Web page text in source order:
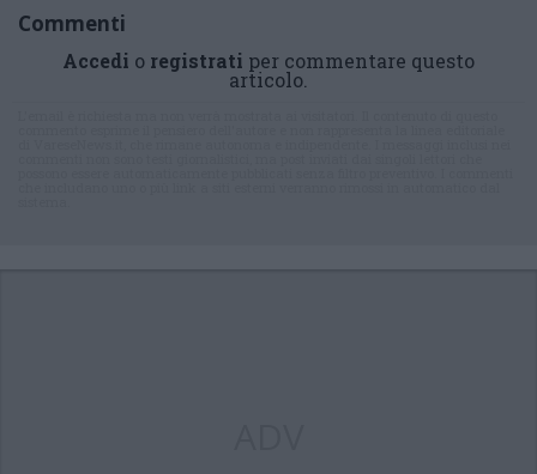
Commenti
Accedi o registrati per commentare questo
articolo.